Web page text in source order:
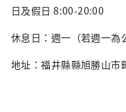
日及假日 8:00-20:00
休息日：週一（若週一為
地址：福井縣縣旭勝山市